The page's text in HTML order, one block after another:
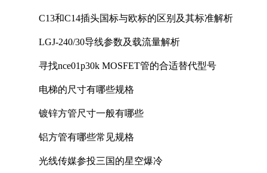
C13和C14插头国标与欧标的区别及其标准解析
LGJ-240/30导线参数及载流量解析
寻找nce01p30k MOSFET管的合适替代型号
电梯的尺寸有哪些规格
镀锌方管尺寸一般有哪些
铝方管有哪些常见规格
光线传媒参投三国的星空爆冷